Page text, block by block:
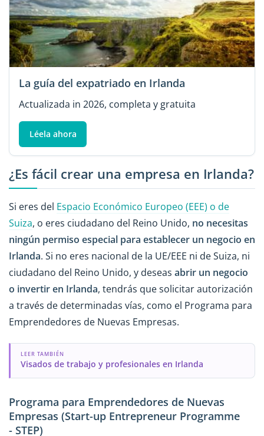
La guía del expatriado en Irlanda
Actualizada in 2026, completa y gratuita
Léela ahora
¿Es fácil crear una empresa en Irlanda?
Si eres del Espacio Económico Europeo (EEE) o de
Suiza, o eres ciudadano del Reino Unido, no necesitas
ningún permiso especial para establecer un negocio en
Irlanda. Si no eres nacional de la UE/EEE ni de Suiza, ni
ciudadano del Reino Unido, y deseas abrir un negocio
o invertir en Irlanda, tendrás que solicitar autorización
a través de determinadas vías, como el Programa para
Emprendedores de Nuevas Empresas.
LEER TAMBIÉN
Visados de trabajo y profesionales en Irlanda
Programa para Emprendedores de Nuevas
Empresas (Start-up Entrepreneur Programme
- STEP)